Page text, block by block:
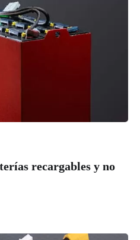
recargables y no